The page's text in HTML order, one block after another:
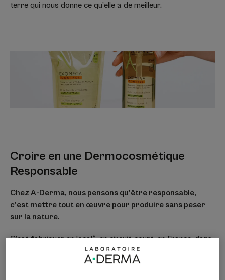
terre qui nous donne ce qu’elle a de meilleur.
Croire en une Dermocosmétique
Responsable
Chez A-Derma, nous pensons qu’être responsable,
c’est mettre tout en œuvre pour produire sans peser
sur la nature.
C’est fabriquer en local*, en circuit-court, en France, dans
une usine certifiée pour l’environnement**. C’est aussi, à
chaque étape de la chaîne de production, adopter une